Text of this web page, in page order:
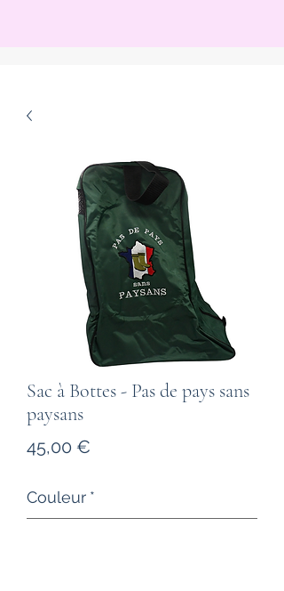
Sac à Bottes - Pas de pays sans
paysans
45,00 €
Couleur *